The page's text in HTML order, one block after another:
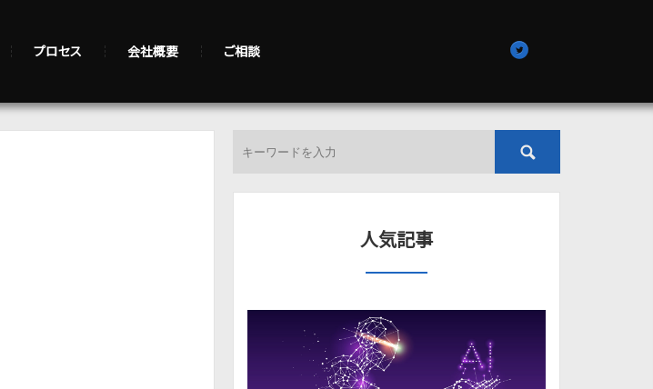
プロセス 会社概要 ご相談
人気記事